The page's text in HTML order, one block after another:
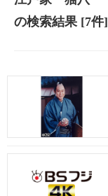
の検索結果[7件]